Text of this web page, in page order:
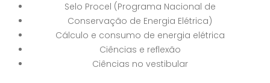
Selo Procel (Programa Nacional de
Conservação de Energia Elétrica)
Cálculo e consumo de energia elétrica
Ciências e reflexão
Ciências no vestibular